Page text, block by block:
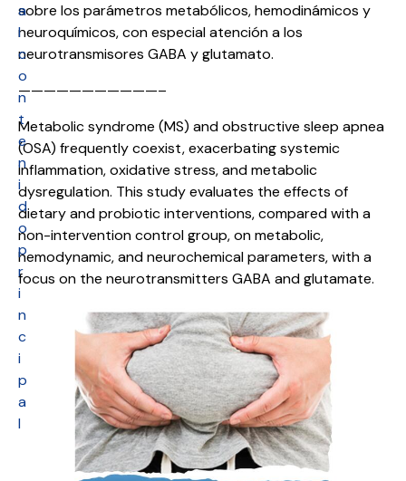
a
l
c
o
n
t
e
n
i
d
o
p
r
i
n
c
i
p
a
l
sobre los parámetros metabólicos, hemodinámicos y
neuroquímicos, con especial atención a los
neurotransmisores GABA y glutamato.
———————————–
Metabolic syndrome (MS) and obstructive sleep apnea
(OSA) frequently coexist, exacerbating systemic
inflammation, oxidative stress, and metabolic
dysregulation. This study evaluates the effects of
dietary and probiotic interventions, compared with a
non-intervention control group, on metabolic,
hemodynamic, and neurochemical parameters, with a
focus on the neurotransmitters GABA and glutamate.